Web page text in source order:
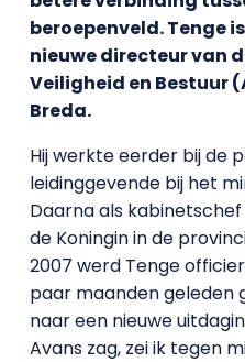
beroepenveld. Tenge
nieuwe directeur van
Veiligheid en Bestuur
Breda.
Hij werkte eerder bij de
leidinggevende bij het
Daarna als
de Koningin in de
2007 werd Tenge
paar maanden geleden
naar een nieuwe
Avans zag, zei ik tegen